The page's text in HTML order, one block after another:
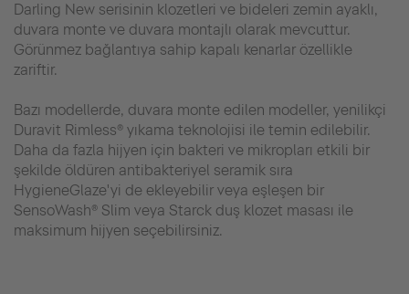
Darling New serisinin klozetleri ve bideleri zemin ayaklı,
duvara monte ve duvara montajlı olarak mevcuttur.
Görünmez bağlantıya sahip kapalı kenarlar özellikle
zariftir.
Bazı modellerde, duvara monte edilen modeller, yenilikçi
Duravit Rimless® yıkama teknolojisi ile temin edilebilir.
Daha da fazla hijyen için bakteri ve mikropları etkili bir
şekilde öldüren antibakteriyel seramik sıra
HygieneGlaze'yi de ekleyebilir veya eşleşen bir
SensoWash® Slim veya Starck duş klozet masası ile
maksimum hijyen seçebilirsiniz.